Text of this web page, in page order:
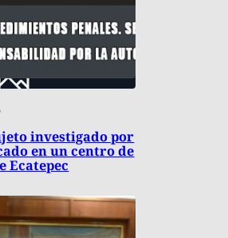
investigado por
en un centro de
Ecatepec